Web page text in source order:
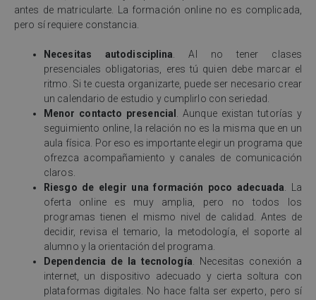
antes de matricularte. La formación online no es complicada,
pero sí requiere constancia.
Necesitas autodisciplina. Al no tener clases
presenciales obligatorias, eres tú quien debe marcar el
ritmo. Si te cuesta organizarte, puede ser necesario crear
un calendario de estudio y cumplirlo con seriedad.
Menor contacto presencial . Aunque existan tutorías y
seguimiento online, la relación no es la misma que en un
aula física. Por eso es importante elegir un programa que
ofrezca acompañamiento y canales de comunicación
claros.
Riesgo de elegir una formación poco adecuada. La
oferta online es muy amplia, pero no todos los
programas tienen el mismo nivel de calidad. Antes de
decidir, revisa el temario, la metodología, el soporte al
alumno y la orientación del programa.
Dependencia de la tecnología. Necesitas conexión a
internet, un dispositivo adecuado y cierta soltura con
plataformas digitales. No hace falta ser experto, pero sí